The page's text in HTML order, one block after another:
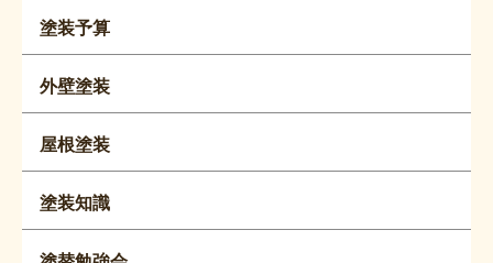
塗装予算
外壁塗装
屋根塗装
塗装知識